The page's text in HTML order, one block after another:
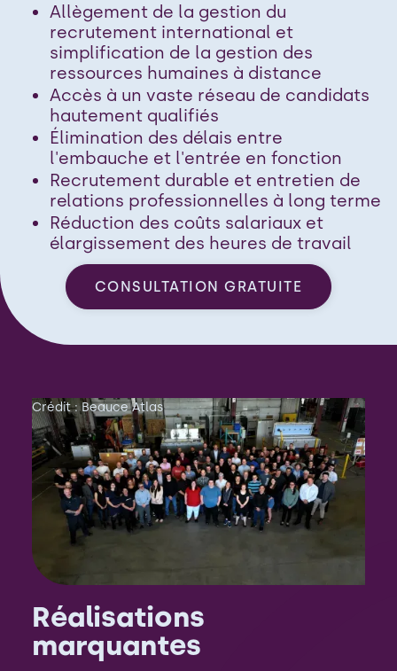
Allègement de la gestion du
recrutement international et
simplification de la gestion des
ressources humaines à distance
Accès à un vaste réseau de candidats
hautement qualifiés
Élimination des délais entre
l'embauche et l'entrée en fonction
Recrutement durable et entretien de
relations professionnelles à long terme
Réduction des coûts salariaux et
élargissement des heures de travail
CONSULTATION GRATUITE
Réalisations
marquantes
Crédit : Beauce Atlas